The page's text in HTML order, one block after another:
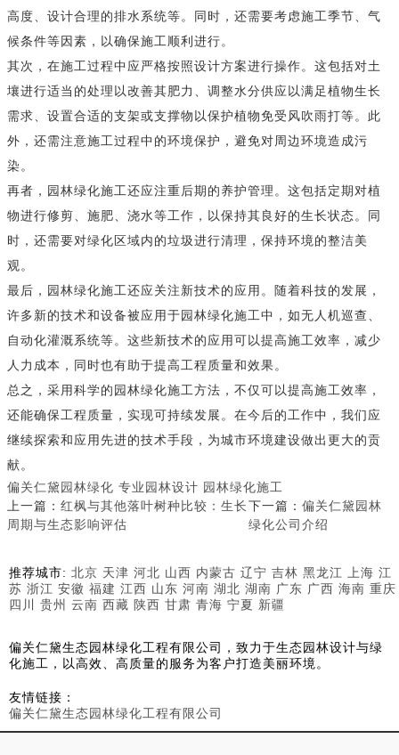
高度、设计合理的排水系统等。同时，还需要考虑施工季节、气
候条件等因素，以确保施工顺利进行。
其次，在施工过程中应严格按照设计方案进行操作。这包括对土
壤进行适当的处理以改善其肥力、调整水分供应以满足植物生长
需求、设置合适的支架或支撑物以保护植物免受风吹雨打等。此
外，还需注意施工过程中的环境保护，避免对周边环境造成污
染。
再者，园林绿化施工还应注重后期的养护管理。这包括定期对植
物进行修剪、施肥、浇水等工作，以保持其良好的生长状态。同
时，还需要对绿化区域内的垃圾进行清理，保持环境的整洁美
观。
最后，园林绿化施工还应关注新技术的应用。随着科技的发展，
许多新的技术和设备被应用于园林绿化施工中，如无人机巡查、
自动化灌溉系统等。这些新技术的应用可以提高施工效率，减少
人力成本，同时也有助于提高工程质量和效果。
总之，采用科学的园林绿化施工方法，不仅可以提高施工效率，
还能确保工程质量，实现可持续发展。在今后的工作中，我们应
继续探索和应用先进的技术手段，为城市环境建设做出更大的贡
献。
偏关仁黛园林绿化 专业园林设计 园林绿化施工
上一篇： 红枫与其他落叶树种比较：生长
周期与生态影响评估
下一篇： 偏关仁黛园林
绿化公司介绍
推荐城市: 北京 天津 河北 山西 内蒙古 辽宁 吉林 黑龙江 上海 江
苏 浙江 安徽 福建 江西 山东 河南 湖北 湖南 广东 广西 海南 重庆
四川
贵州 云南 西藏 陕西 甘肃 青海 宁夏 新疆
偏关仁黛生态园林绿化工程有限公司，致力于生态园林设计与绿
化施工，以高效、高质量的服务为客户打造美丽环境。
友情链接：
偏关仁黛生态园林绿化工程有限公司